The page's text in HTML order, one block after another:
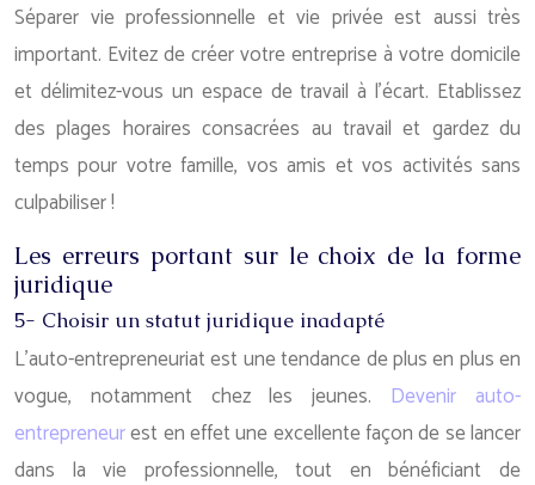
Séparer vie professionnelle et vie privée est aussi très
important. Evitez de créer votre entreprise à votre domicile
et délimitez-vous un espace de travail à l’écart. Etablissez
des plages horaires consacrées au travail et gardez du
temps pour votre famille, vos amis et vos activités sans
culpabiliser !
Les erreurs portant sur le choix de la forme
juridique
5- Choisir un statut juridique inadapté
L’auto-entrepreneuriat est une tendance de plus en plus en
vogue, notamment chez les jeunes. Devenir auto-
entrepreneurest en effet une excellente façon de se lancer
dans la vie professionnelle, tout en bénéficiant de